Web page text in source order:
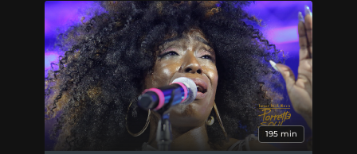
195 min